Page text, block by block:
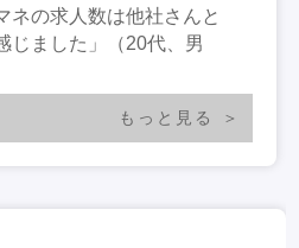
ネの求人数は他社さんと
じました」（20代、男
もっと見る